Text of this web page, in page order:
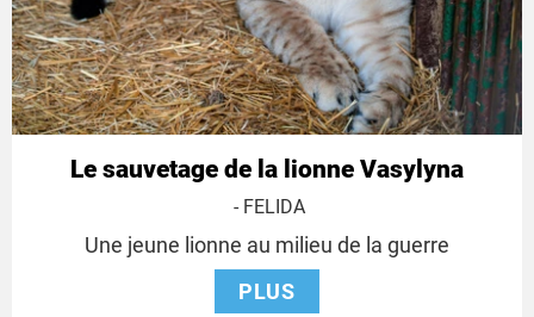
Le sauvetage de la lionne Vasylyna
- FELIDA
Une jeune lionne au milieu de la guerre
PLUS